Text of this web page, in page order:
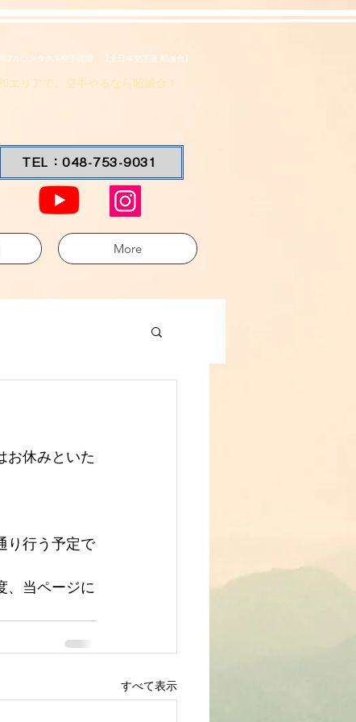
フルコンタクト空手道場 【全日本空手道 昭誠会】
リアで、空手やるなら昭誠会！
TEL：048-753-9031
More
お休みといた
り行う予定で
、当ページに
すべて表示